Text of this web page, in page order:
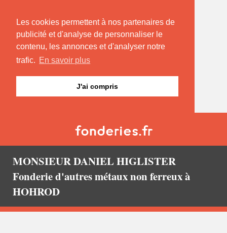
Les cookies permettent à nos partenaires de
publicité et d'analyse de personnaliser le
contenu, les annonces et d'analyser notre
trafic. En savoir plus
J'ai compris
MONSIEUR DANIEL HIGLISTER
Fonderie d'autres métaux non ferreux à
HOHROD